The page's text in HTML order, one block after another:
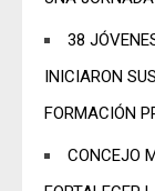
38
INICIARON
FORMACIÓN
CONCEJO